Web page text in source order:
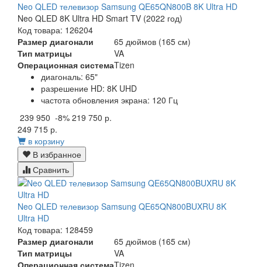
Neo QLED телевизор Samsung QE65QN800B 8K Ultra HD
Neo QLED 8K Ultra HD Smart TV (2022 год)
Код товара: 126204
Размер диагонали
65 дюймов (165 см)
Тип матрицы
VA
Операционная системаTizen
диагональ: 65"
разрешение HD: 8K UHD
частота обновления экрана: 120 Гц
239 950 -8% 219 750 р.
249 715 р.
в корзину
В избранное
Сравнить
Neo QLED телевизор Samsung QE65QN800BUXRU 8K
Ultra HD
Код товара: 128459
Размер диагонали
65 дюймов (165 см)
Тип матрицы
VA